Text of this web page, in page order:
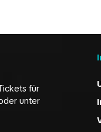
für
unter